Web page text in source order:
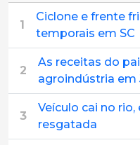
1
Ciclone e frente
temporais em SC
2
As receitas do
agroindústria em
3
Veículo cai no
resgatada